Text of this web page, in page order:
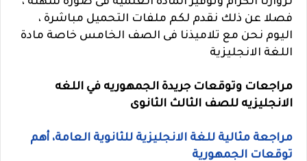
فصلا عن ذلك نقدم لكم ملفات التحميل مباشرة ،
اليوم نحن مع تلاميذنا فى الصف الخامس خاصة مادة
اللغة الانجليزية
مراجعات وتوقعات جريدة الجمهوريه في اللغه
الانجليزيه للصف الثالث الثانوى
مراجعة مثالية للغة الانجليزية للثانوية العامة، أهم
توقعات الجمهورية